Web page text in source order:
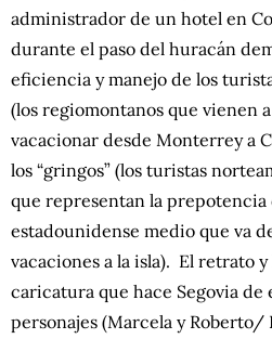
administrador de un hotel en
durante el paso del huracán
eficiencia y manejo de los
(los regiomontanos que vienen a
vacacionar desde Monterrey a
los “gringos” (los turistas
que representan la prepotencia
estadounidense medio que va
vacaciones a la isla). El retrato y
caricatura que hace Segovia de
personajes (Marcela y Roberto/